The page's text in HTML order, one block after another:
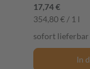
17,74 €
354,80 € / 1 l
sofort lieferbar
In